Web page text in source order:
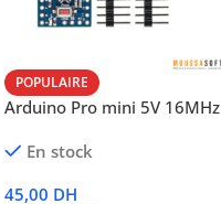
POPULAIRE
Arduino Pro mini 5V 16MHz
En stock
45,00 DH